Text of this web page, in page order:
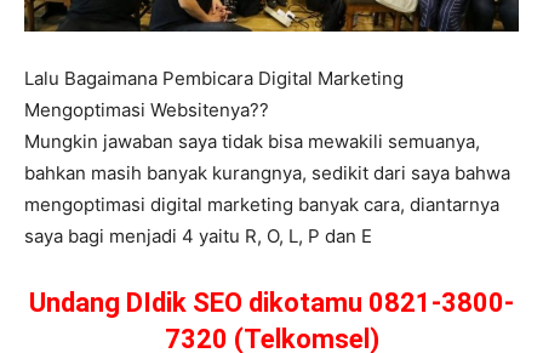
Lalu Bagaimana Pembicara Digital Marketing
Mengoptimasi Websitenya??
Mungkin jawaban saya tidak bisa mewakili semuanya,
bahkan masih banyak kurangnya, sedikit dari saya bahwa
mengoptimasi digital marketing banyak cara, diantarnya
saya bagi menjadi 4 yaitu R, O, L, P dan E
Undang DIdik SEO dikotamu 0821-3800-
7320 (Telkomsel)